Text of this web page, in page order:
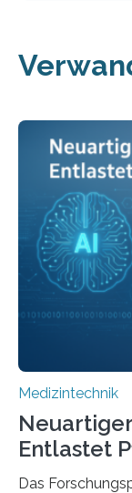
Medizintechnik
Entlastet
Das